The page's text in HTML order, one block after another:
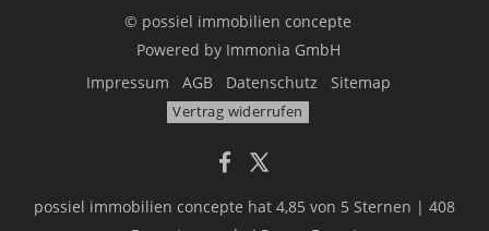
© possiel immobilien concepte
Powered by Immonia GmbH
Impressum
AGB Datenschutz Sitemap
Vertrag widerrufen
possiel immobilien concepte hat 4,85 von 5 Sternen | 408